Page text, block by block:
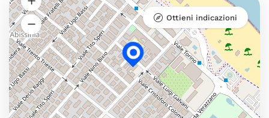
Ottieni indicazioni